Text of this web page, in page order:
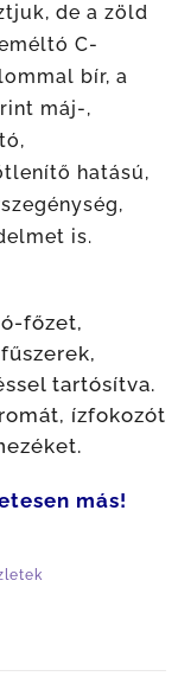
de a zöld
C-
bír, a
máj-,
hatású,
is.
főzet,
tartósítva.
ízfokozót
más!